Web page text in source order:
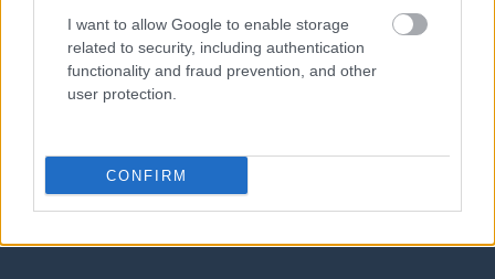
I want to allow Google to enable storage
related to security, including authentication
functionality and fraud prevention, and other
user protection.
CONFIRM